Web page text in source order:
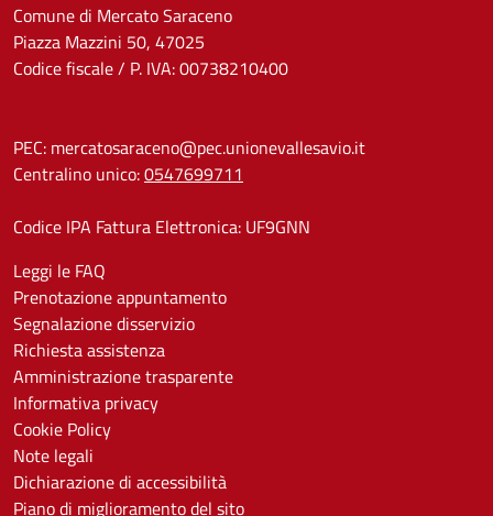
Comune di Mercato Saraceno
Piazza Mazzini 50, 47025
Codice fiscale / P. IVA: 00738210400
PEC: mercatosaraceno@pec.unionevallesavio.it
Centralino unico:0547699711
Codice IPA Fattura Elettronica: UF9GNN
Leggi le FAQ
Prenotazione appuntamento
Segnalazione disservizio
Richiesta assistenza
Amministrazione trasparente
Informativa privacy
Cookie Policy
Note legali
Dichiarazione di accessibilità
Piano di miglioramento del sito